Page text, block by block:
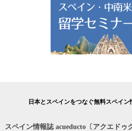
日本とスペインをつなぐ無料スペイ
スペイン情報誌 acueducto〔アクエドゥ